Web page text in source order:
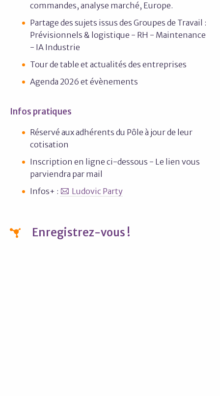
commandes, analyse marché, Europe.
Partage des sujets issus des Groupes de Travail :
Prévisionnels & logistique - RH - Maintenance
- IA Industrie
Tour de table et actualités des entreprises
Agenda 2026 et évènements
Infos pratiques
Réservé aux adhérents du Pôle à jour de leur
cotisation
Inscription en ligne ci-dessous - Le lien vous
parviendra par mail
Infos+ :
Ludovic Party
Enregistrez-vous !